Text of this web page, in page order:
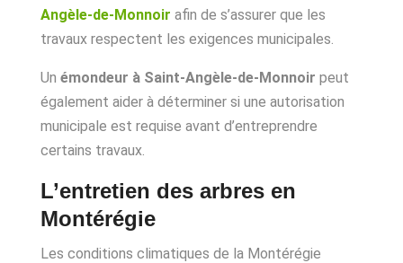
Angèle-de-Monnoir afin de s’assurer que les
travaux respectent les exigences municipales.
Un émondeur à Saint-Angèle-de-Monnoir peut
également aider à déterminer si une autorisation
municipale est requise avant d’entreprendre
certains travaux.
L’entretien des arbres en
Montérégie
Les conditions climatiques de la Montérégie